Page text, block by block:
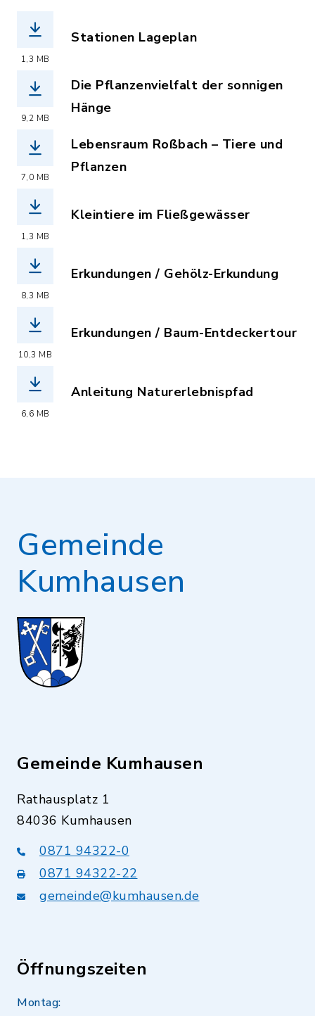
1,3 MB
Stationen Lageplan
9,2 MB
Die Pflanzenvielfalt der sonnigen
Hänge
7,0 MB
Lebensraum Roßbach – Tiere und
Pflanzen
1,3 MB
Kleintiere im Fließgewässer
8,3 MB
Erkundungen / Gehölz-Erkundung
10,3 MB
Erkundungen / Baum-Entdeckertour
6,6 MB
Anleitung Naturerlebnispfad
Gemeinde
Kumhausen
Gemeinde Kumhausen
Rathausplatz 1
84036 Kumhausen
0871 94322-0
0871 94322-22
gemeinde@kumhausen.de
Öffnungszeiten
Montag: